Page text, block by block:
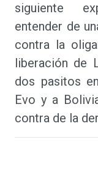
siguiente
entender de
contra la
liberación de
dos pasitos
Evo y a
contra de la